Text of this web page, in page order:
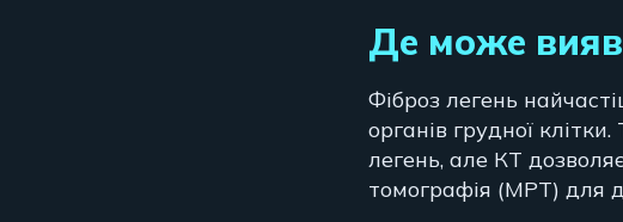
Де може
Фіброз легень
органів грудної
легень, але КТ
томографія (МРТ) для